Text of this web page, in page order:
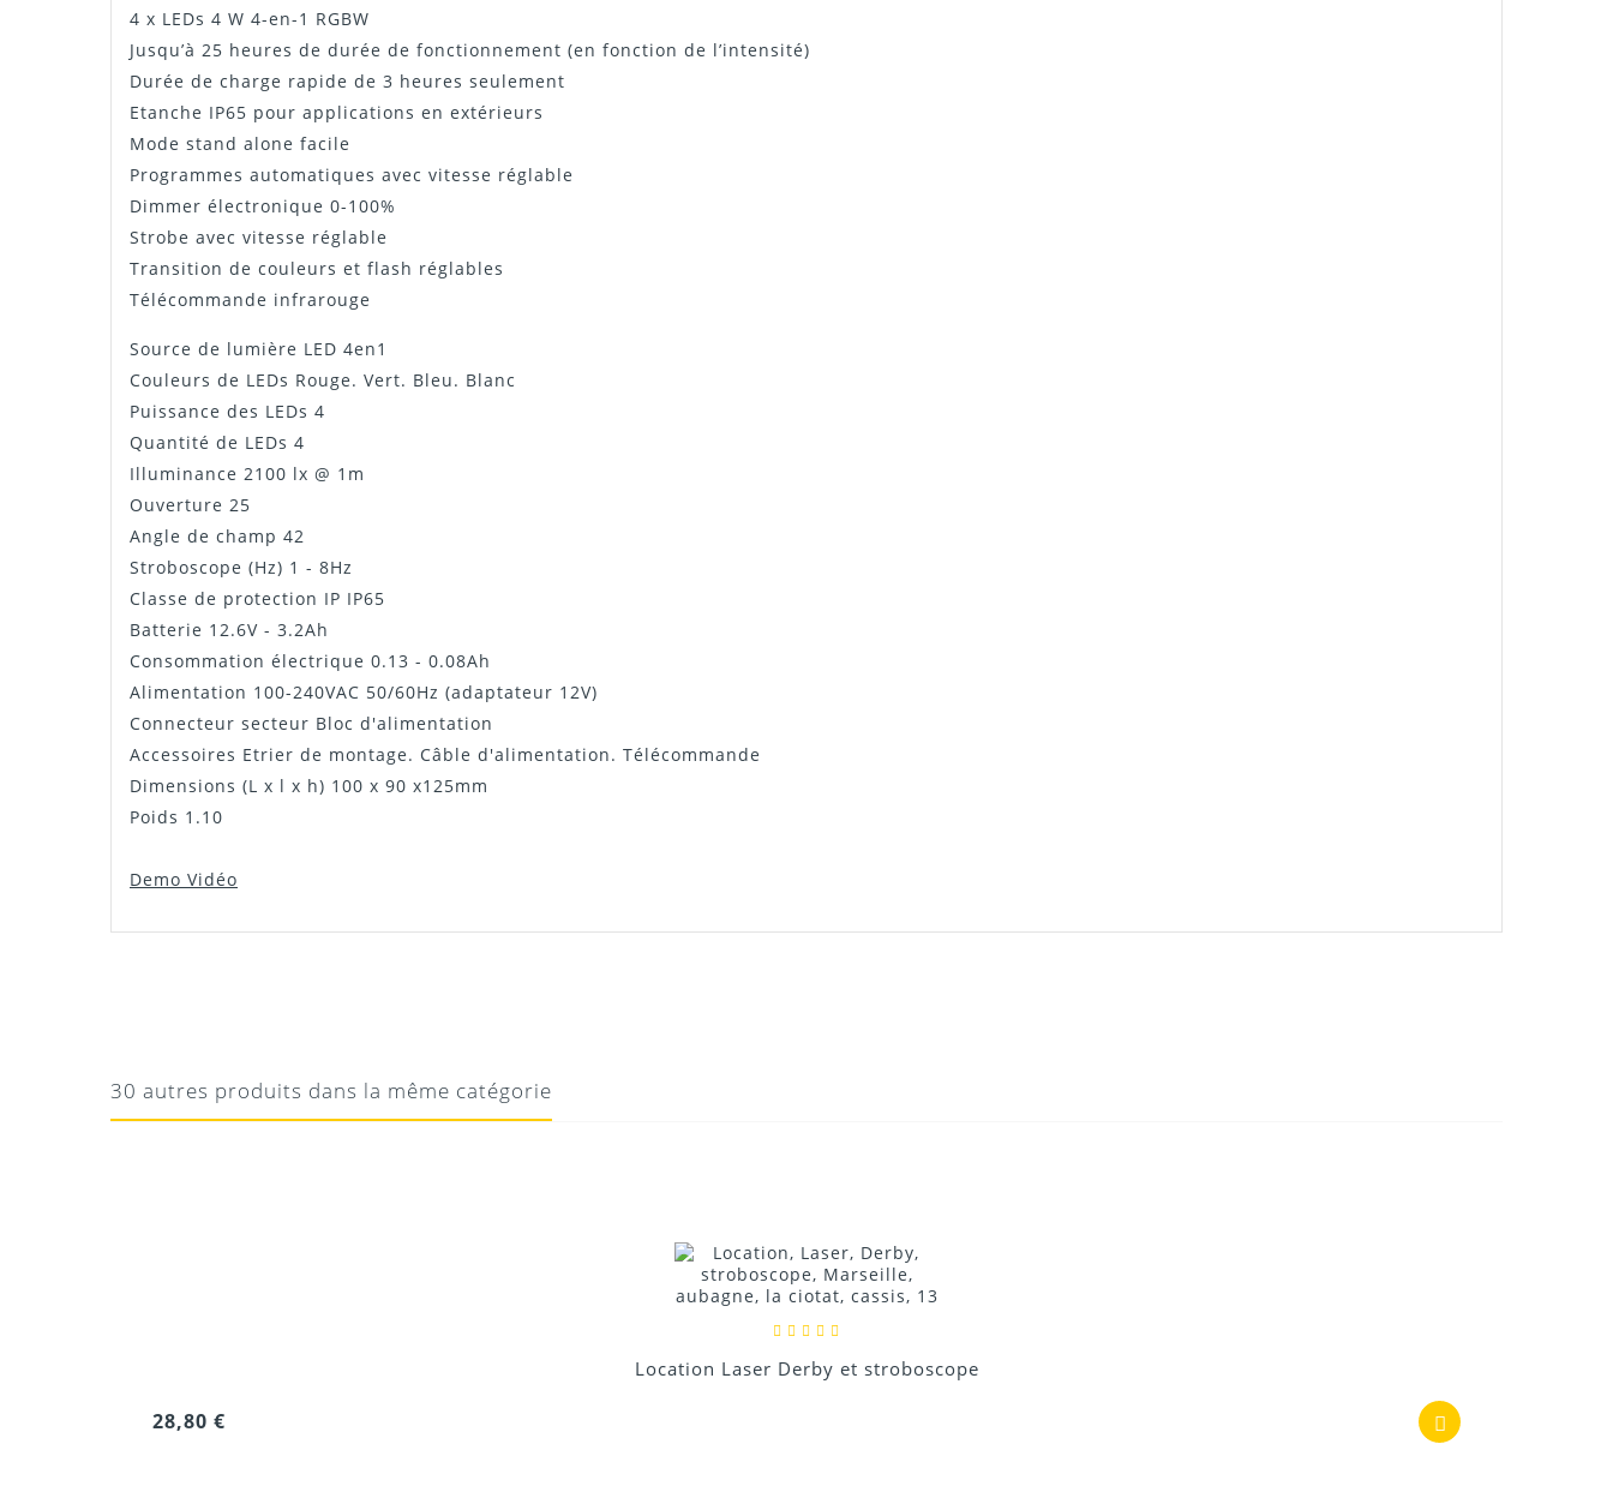
4 x LEDs 4 W 4-en-1 RGBW
Jusqu’à 25 heures de durée de fonctionnement (en fonction de l’intensité)
Durée de charge rapide de 3 heures seulement
Etanche IP65 pour applications en extérieurs
Mode stand alone facile
Programmes automatiques avec vitesse réglable
Dimmer électronique 0-100%
Strobe avec vitesse réglable
Transition de couleurs et flash réglables
Télécommande infrarouge
Source de lumière LED 4en1
Couleurs de LEDs Rouge. Vert. Bleu. Blanc
Puissance des LEDs 4
Quantité de LEDs 4
Illuminance 2100 lx @ 1m
Ouverture 25
Angle de champ 42
Stroboscope (Hz) 1 - 8Hz
Classe de protection IP IP65
Batterie 12.6V - 3.2Ah
Consommation électrique 0.13 - 0.08Ah
Alimentation 100-240VAC 50/60Hz (adaptateur 12V)
Connecteur secteur Bloc d'alimentation
Accessoires Etrier de montage. Câble d'alimentation. Télécommande
Dimensions (L x l x h) 100 x 90 x125mm
Poids 1.10
Demo Vidéo
30 autres produits dans la même catégorie
Location Laser Derby et stroboscope
28,80 €